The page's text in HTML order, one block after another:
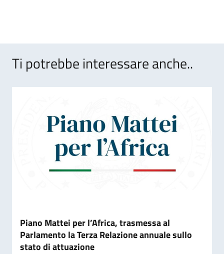
Ti potrebbe interessare anche..
Piano Mattei per l’Africa, trasmessa al
Parlamento la Terza Relazione annuale sullo
stato di attuazione